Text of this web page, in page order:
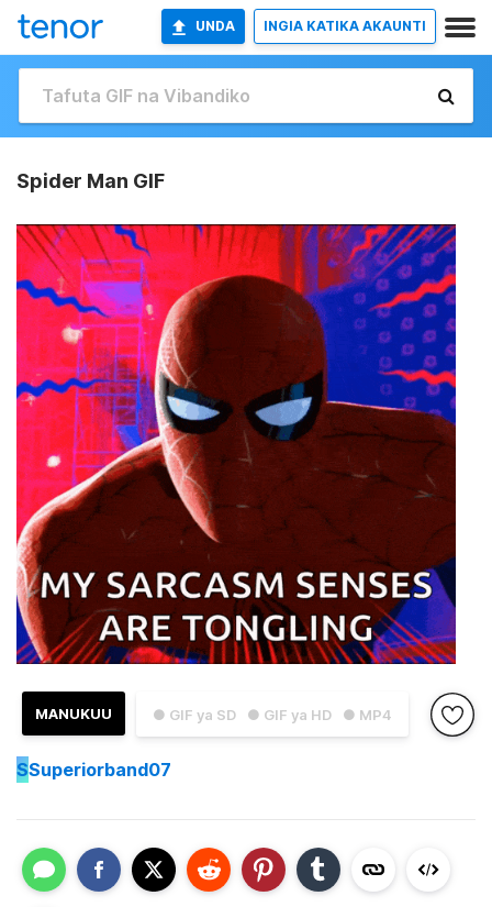
UNDA INGIA KATIKA AKAUNTI
Spider Man GIF
● GIF ya SD ● GIF ya HD ● MP4
MANUKUU
SSuperiorband07